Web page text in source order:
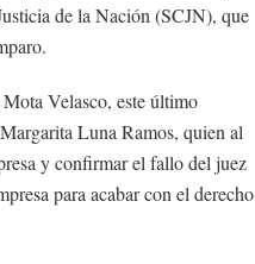
de la Nación (SCJN), que
Velasco, este último
Luna Ramos, quien al
y confirmar el fallo del juez
para acabar con el derecho